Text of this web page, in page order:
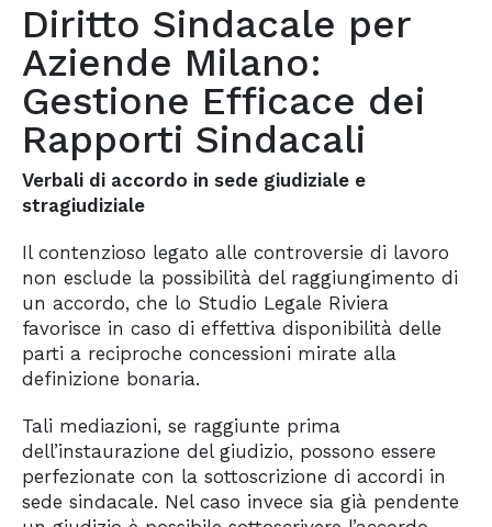
Diritto Sindacale per
Aziende Milano:
Gestione Efficace dei
Rapporti Sindacali
Verbali di accordo in sede giudiziale e
stragiudiziale
Il contenzioso legato alle controversie di lavoro
non esclude la possibilità del raggiungimento di
un accordo, che lo Studio Legale Riviera
favorisce in caso di effettiva disponibilità delle
parti a reciproche concessioni mirate alla
definizione bonaria.
Tali mediazioni, se raggiunte prima
dell’instaurazione del giudizio, possono essere
perfezionate con la sottoscrizione di accordi in
sede sindacale. Nel caso invece sia già pendente